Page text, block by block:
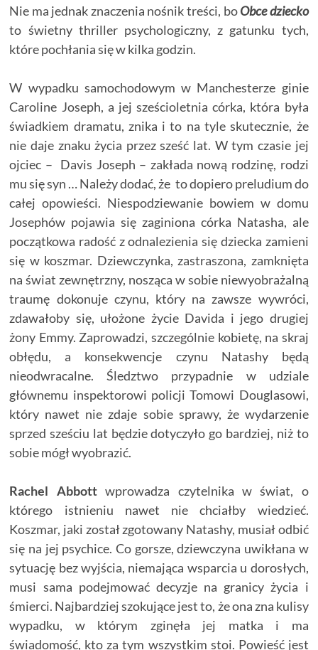
Nie ma jednak znaczenia nośnik treści, boObce dziecko
to świetny thriller psychologiczny, z gatunku tych,
które pochłania się w kilka godzin.
W wypadku samochodowym w Manchesterze ginie
Caroline Joseph, a jej sześcioletnia córka, która była
świadkiem dramatu, znika i to na tyle skutecznie, że
nie daje znaku życia przez sześć lat. W tym czasie jej
ojciec – Davis Joseph – zakłada nową rodzinę, rodzi
mu się syn … Należy dodać, że to dopiero preludium do
całej opowieści. Niespodziewanie bowiem w domu
Josephów pojawia się zaginiona córka Natasha, ale
początkowa radość z odnalezienia się dziecka zamieni
się w koszmar. Dziewczynka, zastraszona, zamknięta
na świat zewnętrzny, nosząca w sobie niewyobrażalną
traumę dokonuje czynu, który na zawsze wywróci,
zdawałoby się, ułożone życie Davida i jego drugiej
żony Emmy. Zaprowadzi, szczególnie kobietę, na skraj
obłędu, a konsekwencje czynu Natashy będą
nieodwracalne. Śledztwo przypadnie w udziale
głównemu inspektorowi policji Tomowi Douglasowi,
który nawet nie zdaje sobie sprawy, że wydarzenie
sprzed sześciu lat będzie dotyczyło go bardziej, niż to
sobie mógł wyobrazić.
Rachel Abbottwprowadza czytelnika w świat, o
którego istnieniu nawet nie chciałby wiedzieć.
Koszmar, jaki został zgotowany Natashy, musiał odbić
się na jej psychice. Co gorsze, dziewczyna uwikłana w
sytuację bez wyjścia, niemająca wsparcia u dorosłych,
musi sama podejmować decyzje na granicy życia i
śmierci. Najbardziej szokujące jest to, że ona zna kulisy
wypadku, w którym zginęła jej matka i ma
świadomość, kto za tym wszystkim stoi. Powieść jest